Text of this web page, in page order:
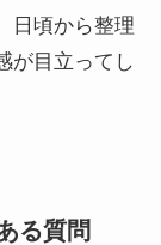
日頃から整理
が目立ってし
る質問